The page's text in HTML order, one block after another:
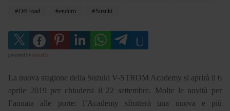
Off-road enduro Suzuki
powered by social2s
La nuova stagione della Suzuki V-STROM Academy si aprirà il 6
aprile 2019 per chiudersi il 22 settembre. Molte le novità per
l’annata alle porte: l’Academy sfrutterà una nuova e più